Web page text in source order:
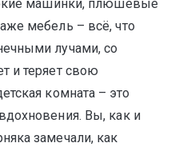
машинки, плюшевые
мебель – всё, что
лучами, со
и теряет свою
комната – это
Вы, как и
замечали, как